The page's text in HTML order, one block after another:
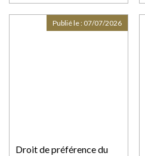
mis en cause et plus de 4
millions d’euros de saisies
Droit de préférence du
Publié le : 07/07/2026